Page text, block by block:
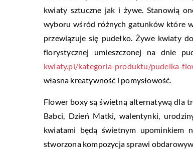
kwiaty sztuczne jak i żywe. Stanowią
wyboru wśród różnych gatunków które
przewiązuje się pudełko. Żywe kwiaty
florystycznej umieszczonej na dnie
kwiaty.pl/kategoria-produktu/pudelka-
własna kreatywność i pomysłowość.
Flower boxy są świetną alternatywą dla
Babci, Dzień Matki, walentynki,
kwiatami będą świetnym upominkiem
stworzona kompozycja sprawi